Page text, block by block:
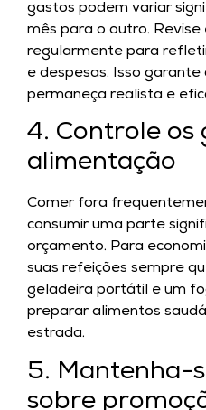
gastos podem variar
mês para o outro.
regularmente para
e despesas. Isso
permaneça realista e
4. Controle os
alimentação
Comer fora
consumir uma parte
orçamento. Para
suas refeições sempre
geladeira portátil e um
preparar alimentos
estrada.
5. Mantenha-
sobre